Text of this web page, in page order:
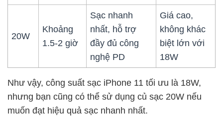
20W
Khoảng
1.5-2 giờ
Sạc nhanh
nhất, hỗ trợ
đầy đủ công
nghệ PD
Giá cao,
không khác
biệt lớn với
18W
Như vậy, công suất sạc iPhone 11 tối ưu là 18W,
nhưng bạn cũng có thể sử dụng củ sạc 20W nếu
muốn đạt hiệu quả sạc nhanh nhất.